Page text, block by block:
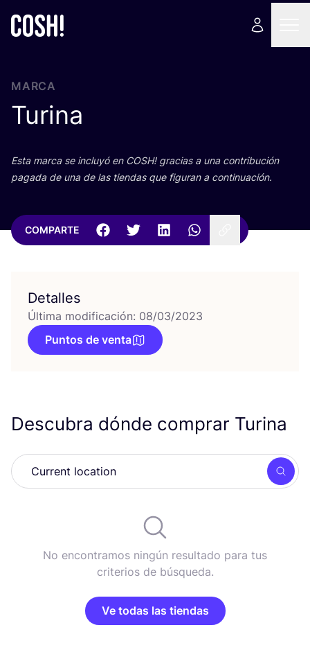
MARCA
Turina
Esta mar­ca se inclu­yó en COSH! gra­cias a una con­tri­bu­ción
paga­da de una de las tien­das que figu­ran a continuación.
COMPARTE
Detalles
Última modificación: 08/03/2023
Puntos de venta
Descubra dónde comprar Turina
No encontramos ningún resultado para tus
criterios de búsqueda.
Ve todas las tiendas